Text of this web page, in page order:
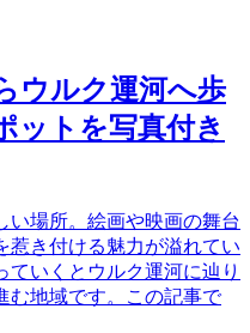
ウルク運河へ歩
ットを写真付き
い場所。絵画や映画の舞台
惹き付ける魅力が溢れてい
ていくとウルク運河に辿り
む地域です。この記事で